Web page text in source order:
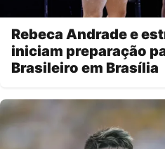
Rebeca Andrade e
iniciam preparação
Brasileiro em Brasília